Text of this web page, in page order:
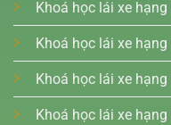
Khoá học lái xe hạng
Khoá học lái xe hạng
Khoá học lái xe
Khoá học lái xe hạng